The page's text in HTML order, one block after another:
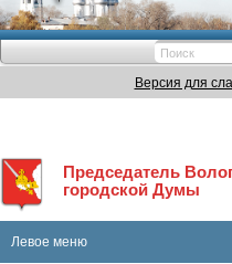
Версия для
Председатель
городской Думы
Левое меню